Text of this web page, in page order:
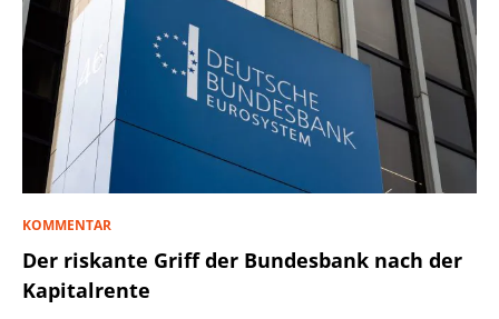
KOMMENTAR
Der riskante Griff der Bundesbank nach der
Kapitalrente